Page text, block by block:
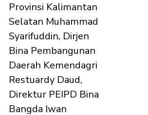
Provinsi Kalimantan
Selatan Muhammad
Syarifuddin, Dirjen
Bina Pembangunan
Daerah Kemendagri
Restuardy Daud,
Direktur PEIPD Bina
Bangda Iwan